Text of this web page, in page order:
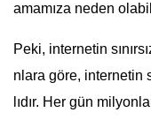
amamıza neden
Peki, internetin
nlara göre, internetin
lıdır. Her gün